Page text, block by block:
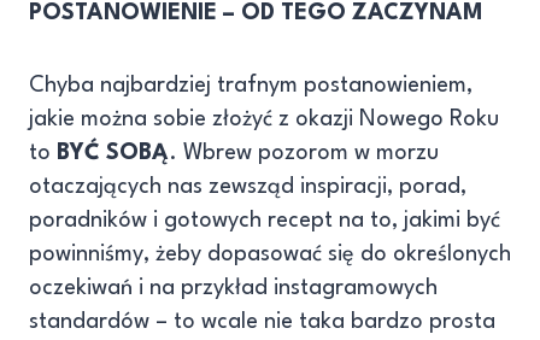
POSTANOWIENIE – OD TEGO ZACZYNAM
Chyba najbardziej trafnym postanowieniem,
jakie można sobie złożyć z okazji Nowego Roku
to BYĆ SOBĄ. Wbrew pozorom w morzu
otaczających nas zewsząd inspiracji, porad,
poradników i gotowych recept na to, jakimi być
powinniśmy, żeby dopasować się do określonych
oczekiwań i na przykład instagramowych
standardów – to wcale nie taka bardzo prosta